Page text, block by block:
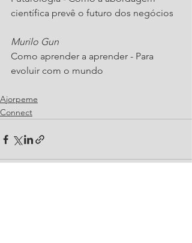
científica prevê o futuro dos negócios
Murilo Gun
Como aprender a aprender - Para
evoluir com o mundo
Ajorpeme
Connect